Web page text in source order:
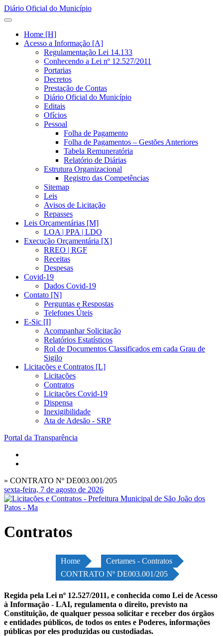
Diário Oficial do Município
Home [H]
Acesso a Informação [A]
Regulamentação Lei 14.133
Conhecendo a Lei nº 12.527/2011
Portarias
Decretos
Prestação de Contas
Diário Oficial do Município
Editais
Ofícios
Pessoal
Folha de Pagamento
Folha de Pagamentos – Gestões Anteriores
Tabela Remuneratória
Relatório de Diárias
Estrutura Organizacional
Registro das Competências
Sitemap
Leis
Avisos de Licitação
Repasses
Leis Orçamentárias [M]
LOA | PPA | LDO
Execução Orçamentária [X]
RREO | RGF
Receitas
Despesas
Covid-19
Dados Covid-19
Contato [N]
Perguntas e Respostas
Telefones Úteis
E-Sic [I]
Acompanhar Solicitação
Relatórios Estatísticos
Rol de Documentos Classificados em cada Grau de
Sigilo
Licitações e Contratos [L]
Licitações
Contratos
Licitações Covid-19
Dispensa
Inexigibilidade
Ata de Adesão - SRP
Portal da Transparência
» CONTRATO Nº DE003.001/205
sexta-feira, 7 de agosto de 2026
Contratos
Home
Certames - Contratos
CONTRATO Nº DE003.001/205
Regida pela Lei nº 12.527/2011, e conhecida como Lei de Acesso
à Informação - LAI, regulamenta o direito, previsto na
Constituição, de qualquer pessoa solicitar e receber dos órgãos
e entidades públicos, de todos os entes e Poderes, informações
públicas por eles produzidas ou custodiadas.